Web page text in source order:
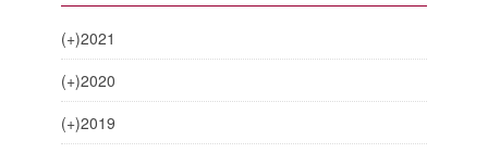
(+)2021
(+)2020
(+)2019